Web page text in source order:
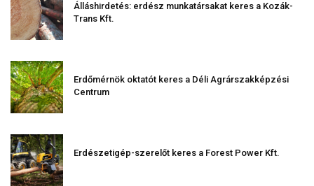
Álláshirdetés: erdész munkatársakat keres a Kozák-
Trans Kft.
Erdőmérnök oktatót keres a Déli Agrárszakképzési
Centrum
Erdészetigép-szerelőt keres a Forest Power Kft.